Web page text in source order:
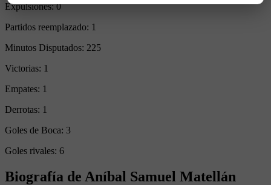
Expulsiones:0
Partidos reemplazado: 1
Minutos Disputados: 225
Victorias: 1
Empates: 1
Derrotas: 1
Goles de Boca: 3
Goles rivales: 6
Biografía de Aníbal Samuel Matellán